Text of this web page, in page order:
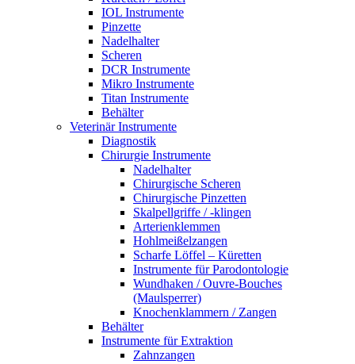
IOL Instrumente
Pinzette
Nadelhalter
Scheren
DCR Instrumente
Mikro Instrumente
Titan Instrumente
Behälter
Veterinär Instrumente
Diagnostik
Chirurgie Instrumente
Nadelhalter
Chirurgische Scheren
Chirurgische Pinzetten
Skalpellgriffe / -klingen
Arterienklemmen
Hohlmeißelzangen
Scharfe Löffel – Küretten
Instrumente für Parodontologie
Wundhaken / Ouvre-Bouches
(Maulsperrer)
Knochenklammern / Zangen
Behälter
Instrumente für Extraktion
Zahnzangen